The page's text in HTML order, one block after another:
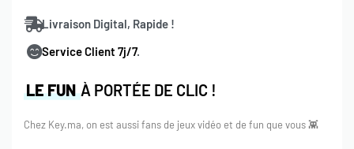
LE FUNÀ PORTÉE DE CLIC !
Chez Key.ma, on est aussi fans de jeux vidéo et de fun que vous 👾
Livraison Digital, Rapide !
Service Client 7j/7.